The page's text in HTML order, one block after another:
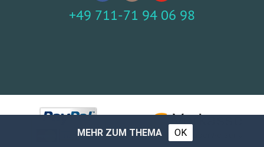
+49 711-71 94 06 98
MEHR ZUM THEMA OK